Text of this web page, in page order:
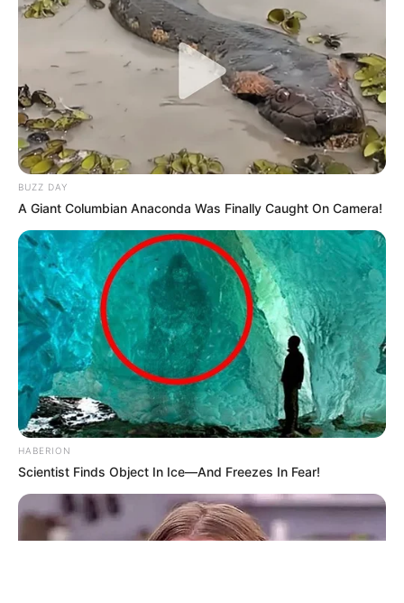
ΕΥΒΟΙΑ
ΠΑΡΑΛΙΕΣ ΕΥΒΟΙΑΣ
ΤΑΥΤΟΤΗΤΑ ΚΑΙ ΕΠΙΚΟΙΝΩΝΙΑ ΟΡΟΙ ΧΡΗΣΗΣ
© 2025 EVIANEWS του Γιώργου Κουτσελίνη
BUZZ DAY
A Giant Columbian Anaconda Was Finally Caught On Camera!
HABERION
Scientist Finds Object In Ice—And Freezes In Fear!